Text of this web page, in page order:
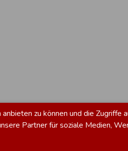
zu können und die Zugriffe
Partner für soziale Medien,